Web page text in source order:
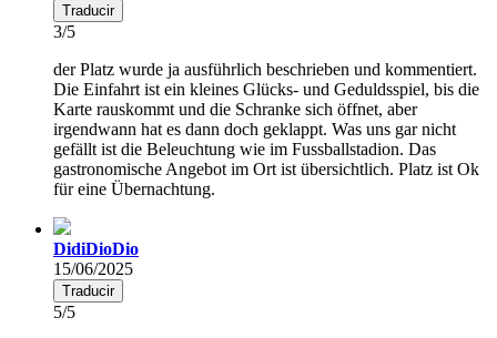
Traducir
3/5
der Platz wurde ja ausführlich beschrieben und kommentiert.
Die Einfahrt ist ein kleines Glücks- und Geduldsspiel, bis die
Karte rauskommt und die Schranke sich öffnet, aber
irgendwann hat es dann doch geklappt. Was uns gar nicht
gefällt ist die Beleuchtung wie im Fussballstadion. Das
gastronomische Angebot im Ort ist übersichtlich. Platz ist Ok
für eine Übernachtung.
DidiDioDio
15/06/2025
Traducir
5/5